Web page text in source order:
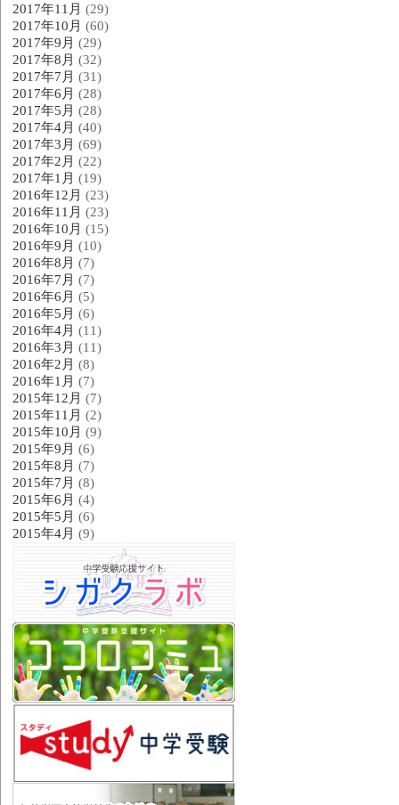
2017年11月 (29)
2017年10月 (60)
2017年9月 (29)
2017年8月 (32)
2017年7月 (31)
2017年6月 (28)
2017年5月 (28)
2017年4月 (40)
2017年3月 (69)
2017年2月 (22)
2017年1月 (19)
2016年12月 (23)
2016年11月 (23)
2016年10月 (15)
2016年9月 (10)
2016年8月 (7)
2016年7月 (7)
2016年6月 (5)
2016年5月 (6)
2016年4月 (11)
2016年3月 (11)
2016年2月 (8)
2016年1月 (7)
2015年12月 (7)
2015年11月 (2)
2015年10月 (9)
2015年9月 (6)
2015年8月 (7)
2015年7月 (8)
2015年6月 (4)
2015年5月 (6)
2015年4月 (9)